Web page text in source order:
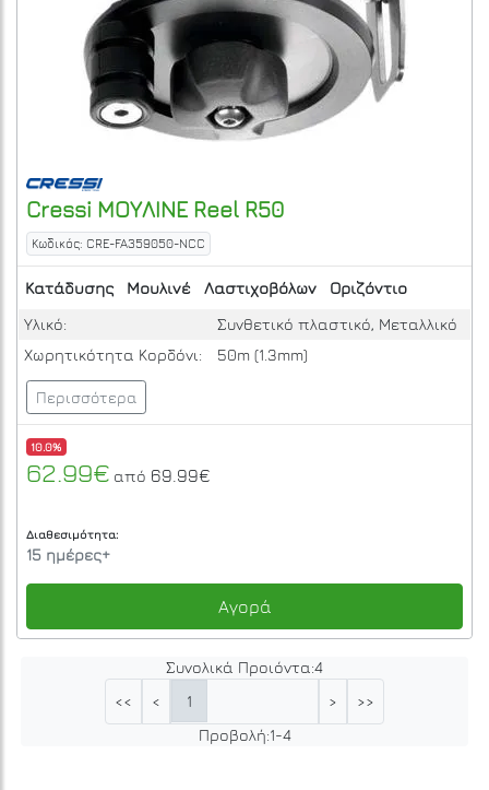
Cressi ΜΟΥΛΙΝΕ Reel R50
Κωδικός: CRE-FA359050-NCC
Κατάδυσης Μουλινέ Λαστιχοβόλων
Οριζόντιο
Υλικό:
Συνθετικό πλαστικό, Μεταλλικό
Χωρητικότητα Κορδόνι:
50m (1.3mm)
Περισσότερα
10.0%
62.99€ από 69.99€
Διαθεσιμότητα:
15 ημέρες+
Αγορά
Συνολικά Προιόντα:4
<<
< 1 >
>>
Προβολή:1-4